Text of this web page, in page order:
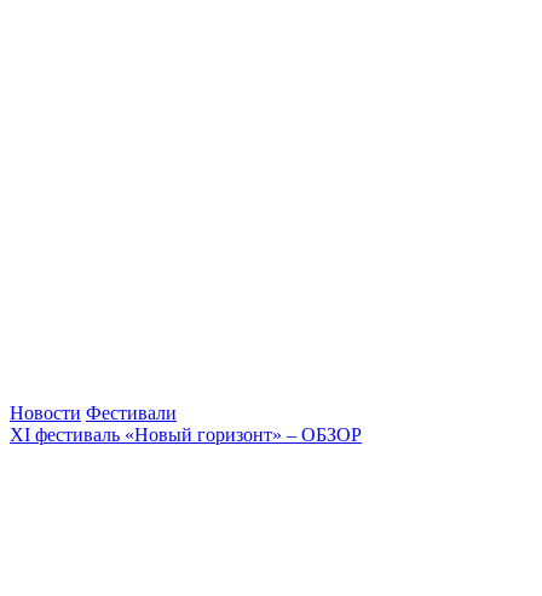
Новости Фестивали
XI фестиваль «Новый горизонт» – ОБЗОР